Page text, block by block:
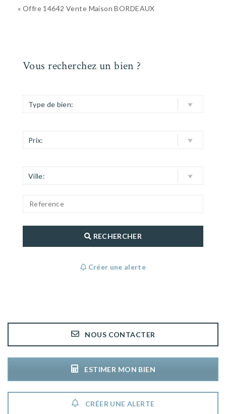
« Offre 14642 Vente Maison BORDEAUX
Vous recherchez un bien ?
Type de bien:
Prix:
Ville:
RECHERCHER
Créer une alerte
NOUS CONTACTER
ESTIMER MON BIEN
CRÉER UNE ALERTE